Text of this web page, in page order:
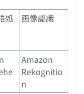
処
画像認識
Amazon
Rekognitio
n